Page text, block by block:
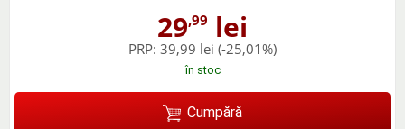
29,99 lei
PRP: 39,99 lei (-25,01%)
în stoc
Cumpără